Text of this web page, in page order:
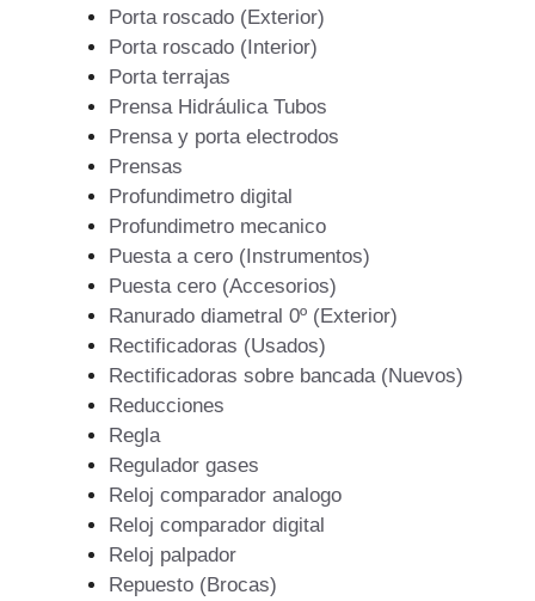
Porta roscado (Exterior)
Porta roscado (Interior)
Porta terrajas
Prensa Hidráulica Tubos
Prensa y porta electrodos
Prensas
Profundimetro digital
Profundimetro mecanico
Puesta a cero (Instrumentos)
Puesta cero (Accesorios)
Ranurado diametral 0º (Exterior)
Rectificadoras (Usados)
Rectificadoras sobre bancada (Nuevos)
Reducciones
Regla
Regulador gases
Reloj comparador analogo
Reloj comparador digital
Reloj palpador
Repuesto (Brocas)